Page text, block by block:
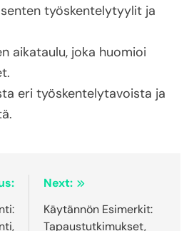
työskentelytyylit ja
aikataulu, joka huomioi
eri työskentelytavoista ja
Next:
Käytännön Esimerkit:
Tapaustutkimukset,